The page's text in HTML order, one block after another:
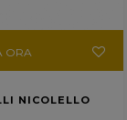
ORA
NICOLELLO